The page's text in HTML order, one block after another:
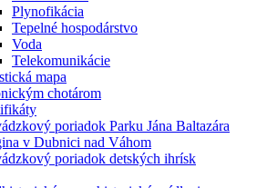
Plynofikácia
Tepelné hospodárstvo
Voda
Telekomunikácie
mapa
chotárom
poriadok Parku Jána Baltazára
v Dubnici nad Váhom
poriadok detských ihrísk